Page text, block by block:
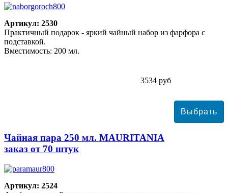
Артикул: 2530
Практичный подарок - яркий чайный набор из фарфора с
подставкой.
Вместимость: 200 мл.
3534 руб
Чайная пара 250 мл. MAURITANIA
заказ от 70 штук
Артикул: 2524